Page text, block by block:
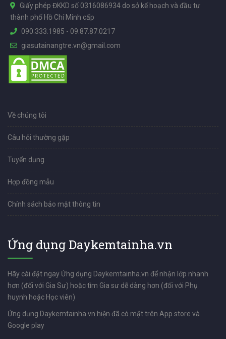
Giấy phép ĐKKD số 0316086934 do sở kế hoạch và đầu tư
thành phố Hồ Chí Minh cấp
090.333.1985 - 09.87.87.0217
giasutainangtre.vn@gmail.com
Về chúng tôi
Câu hỏi thường gặp
Tuyển dụng
Hợp đồng mẫu
Chính sách bảo mật thông tin
Ứng dụng Daykemtainha.vn
Hãy cài đặt ngay Ứng dụng Daykemtainha.vn để nhận lớp nhanh
hơn (đối với Gia Sư) hoặc tìm Gia sư dễ dàng hơn (đối với Phụ
huynh hoặc Học viên)
Ứng dụng Daykemtainha.vn hiện đã có mặt trên App store và
Google play